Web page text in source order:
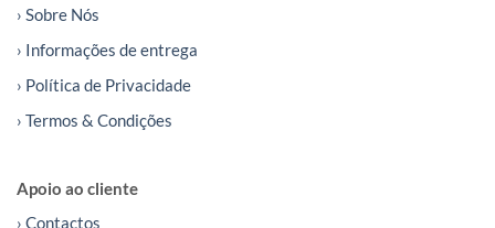
› Sobre Nós
› Informações de entrega
› Política de Privacidade
› Termos & Condições
Apoio ao cliente
› Contactos